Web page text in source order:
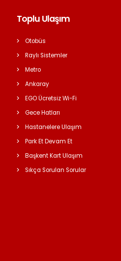
Toplu Ulaşım
Otobüs
Raylı Sistemler
Metro
Ankaray
EGO Ücretsiz Wi-Fi
Gece Hatları
Hastanelere Ulaşım
Park Et Devam Et
Başkent Kart Ulaşım
Sıkça Sorulan Sorular